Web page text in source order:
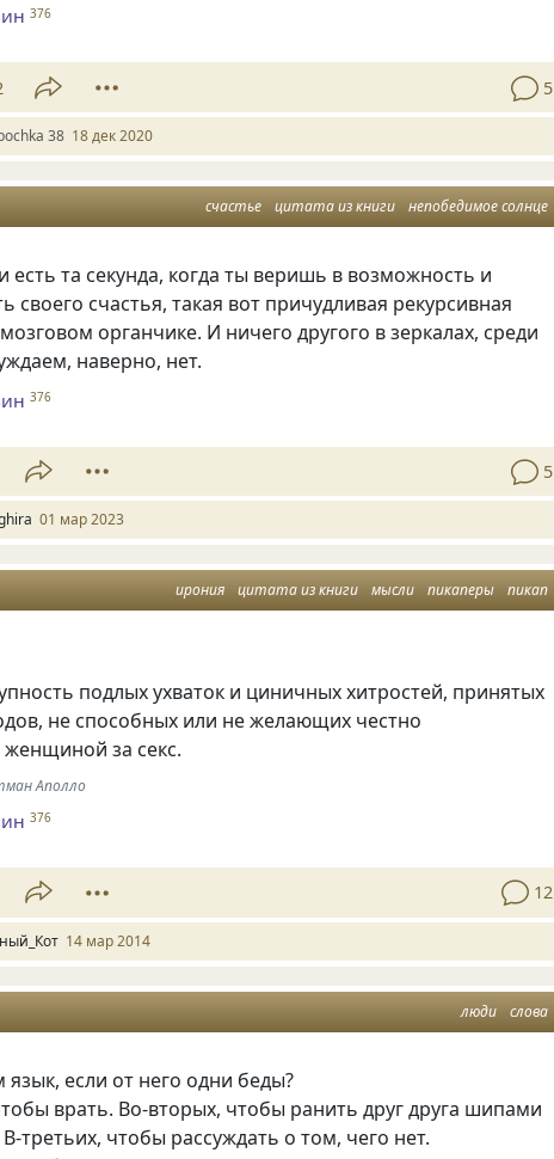
376
5
38 18 дек 2020
счастье цитата из книги непобедимое солнце
есть та секунда, когда ты веришь в возможность и
своего счастья, такая вот причудливая рекурсивная
органчике. И ничего другого в зеркалах, среди
наверно, нет.
376
5
01 мар 2023
ирония цитата из книги мысли пикаперы пикап
подлых ухваток и циничных хитростей, принятых
не способных или не желающих честно
женщиной за секс.
Аполло
376
12
14 мар 2014
люди слова
если от него одни беды?
врать. Во-вторых, чтобы ранить друг друга шипами
третьих, чтобы рассуждать о том, чего нет.